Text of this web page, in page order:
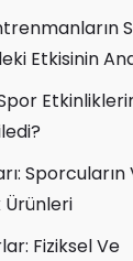
Etkisinin
Sporcuların
Ürünleri
Fiziksel Ve